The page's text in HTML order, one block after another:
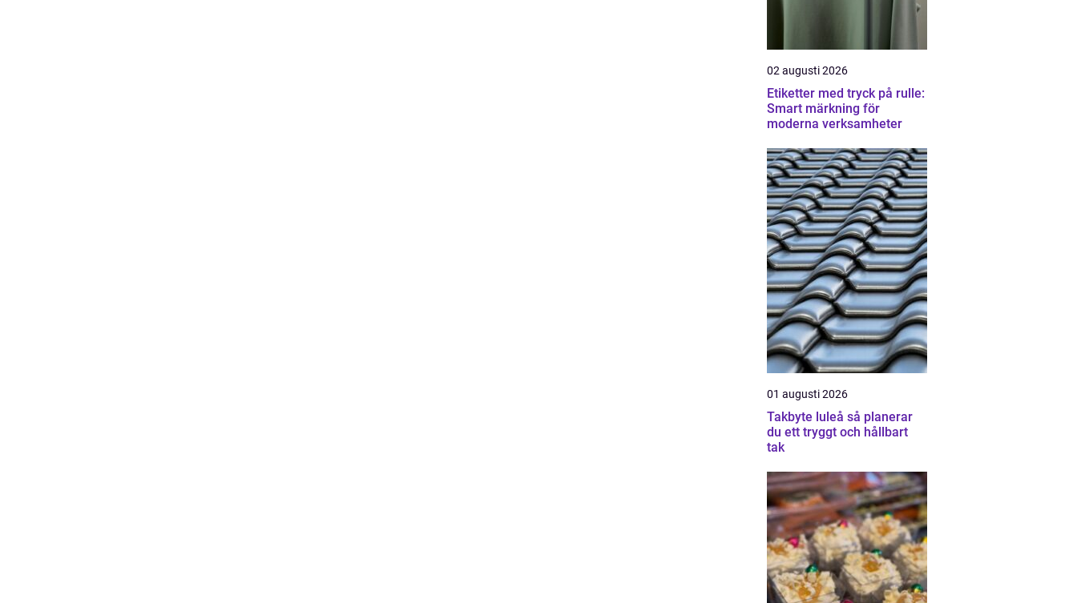
02 augusti 2026
Etiketter med tryck på rulle:
Smart märkning för
moderna verksamheter
01 augusti 2026
Takbyte luleå så planerar
du ett tryggt och hållbart
tak